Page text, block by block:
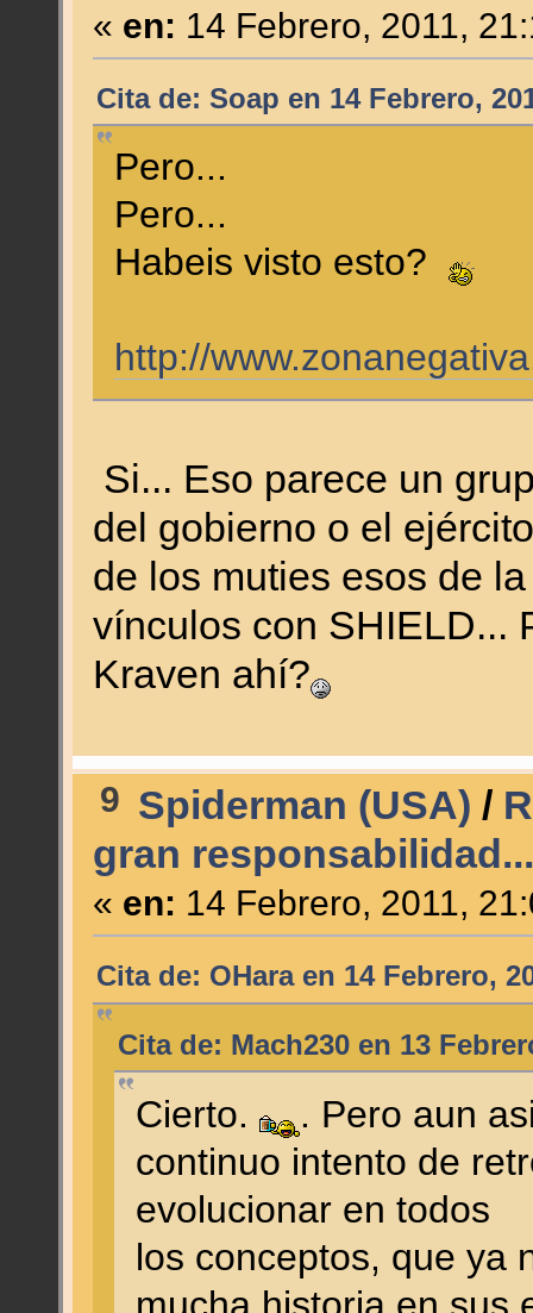
« en: 14 Febrero, 2011,
Cita de: Soap en 14 Febrero,
Pero...
Pero...
Habeis visto esto?
http://
Si... Eso parece un
del gobierno o el
de los muties esos de
vínculos con SHIELD...
Kraven ahí?
9 Spiderman (USA) /
gran
« en: 14 Febrero, 2011,
Cita de: OHara en 14 Febrero,
Cita de: Mach230 en 13
Cierto.
. Pero aun
continuo intento de
evolucionar en todos
los conceptos, que ya
mucha historia en sus